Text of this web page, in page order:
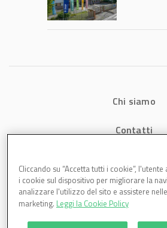
Chi siamo
Contatti
Cookies
Cliccando su “Accetta tutti i cookie”,
i cookie sul dispositivo per migliorare la
analizzare l'utilizzo del sito e assistere
marketing. Leggi la Cookie Policy